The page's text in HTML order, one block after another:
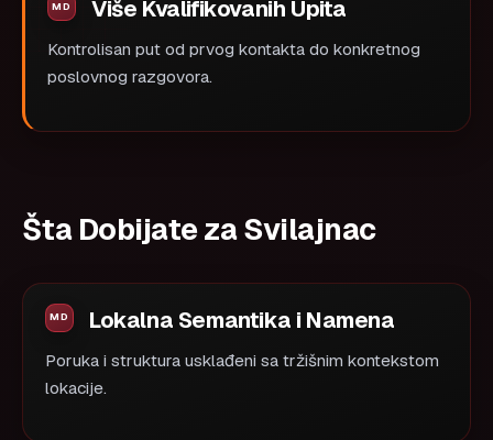
Više Kvalifikovanih Upita
Kontrolisan put od prvog kontakta do konkretnog
poslovnog razgovora.
Šta Dobijate za Svilajnac
Lokalna Semantika i Namena
Poruka i struktura usklađeni sa tržišnim kontekstom
lokacije.